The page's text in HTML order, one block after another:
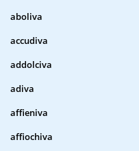
aboliva
accudiva
addolciva
adiva
affieniva
affiochiva